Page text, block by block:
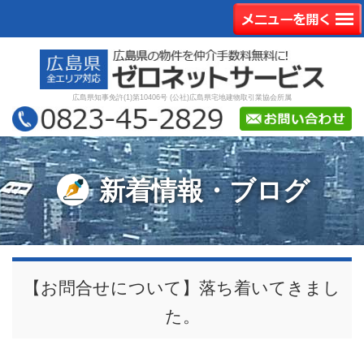
広島県知事免許(1)第10406号 (公社)広島県宅地建物取引業協会所属
新着情報・ブログ
【お問合せについて】落ち着いてきまし
た。